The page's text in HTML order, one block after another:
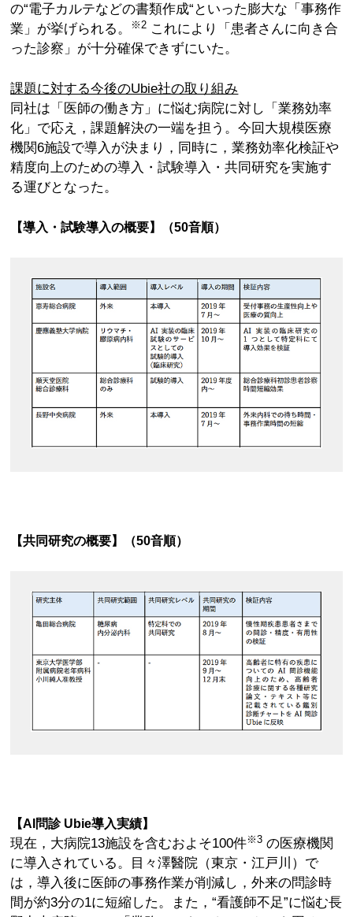
の“電子カルテなどの書類作成“といった膨大な「事務作
業」が挙げられる。
※2 これにより「患者さんに向き合
った診察」が十分確保できずにいた。
課題に対する今後のUbie社の取り組み
同社は「医師の働き方」に悩む病院に対し「業務効率
化」で応え，課題解決の一端を担う。今回大規模医療
機関6施設で導入が決まり，同時に，業務効率化検証や
精度向上のための導入・試験導入・共同研究を実施す
る運びとなった。
【導入・試験導入の概要】（50音順）
【共同研究の概要】（50音順）
【AI問診 Ubie導入実績】
現在，大病院13施設を含むおよそ100件※3 の医療機関
に導入されている。目々澤醫院（東京・江戸川）で
は，導入後に医師の事務作業が削減し，外来の問診時
間が約3分の1に短縮した。また，“看護師不足”に悩む長